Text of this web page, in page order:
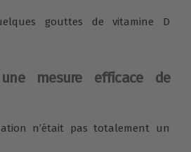
gouttes de vitamine D
mesure efficace de
n’était pas totalement un